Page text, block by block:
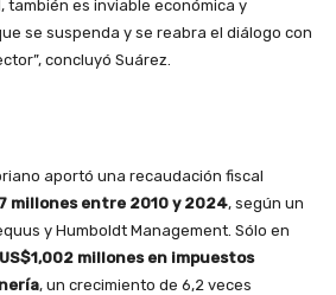
también es inviable económica y
se suspenda y se reabra el diálogo con
concluyó Suárez.
aportó una recaudación fiscal
millones entre 2010 y 2024, según un
y Humboldt Management. Sólo en
US$1,002 millones en impuestos
, un crecimiento de 6,2 veces